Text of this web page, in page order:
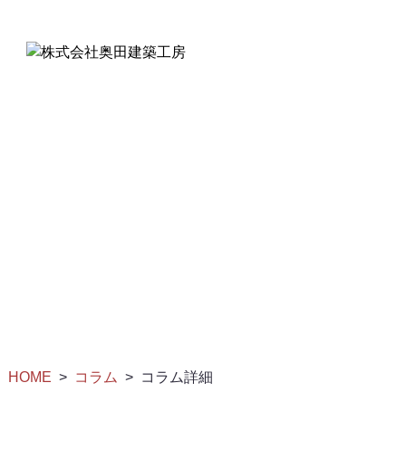
HOME > コラム > コラム詳細